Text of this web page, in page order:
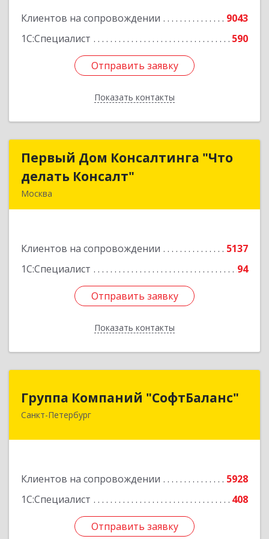
Клиентов на сопровождении
9043
1С:Специалист
590
Отправить заявку
Показать контакты
Отправить заявку
Назад
Первый Дом Консалтинга "Что
делать Консалт"
Москва
Клиентов на сопровождении
5137
1С:Специалист
94
Отправить заявку
Показать контакты
Первый Дом Консалтинга "Что
Отправить заявку
Назад
Группа Компаний "СофтБаланс"
Санкт-Петербург
Клиентов на сопровождении
5928
1С:Специалист
408
Отправить заявку
Группа Компаний "СофтБаланс"
195112, Санкт-Петербург г, Заневский пр-кт,
Отправить заявку